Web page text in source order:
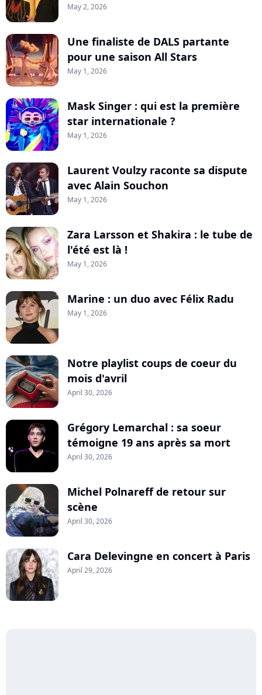
May 2, 2026
Une finaliste de DALS partante
pour une saison All Stars
May 1, 2026
Mask Singer : qui est la première
star internationale ?
May 1, 2026
Laurent Voulzy raconte sa dispute
avec Alain Souchon
May 1, 2026
Zara Larsson et Shakira : le tube de
l'été est là !
May 1, 2026
Marine : un duo avec Félix Radu
May 1, 2026
Notre playlist coups de coeur du
mois d'avril
April 30, 2026
Grégory Lemarchal : sa soeur
témoigne 19 ans après sa mort
April 30, 2026
Michel Polnareff de retour sur
scène
April 30, 2026
Cara Delevingne en concert à Paris
April 29, 2026